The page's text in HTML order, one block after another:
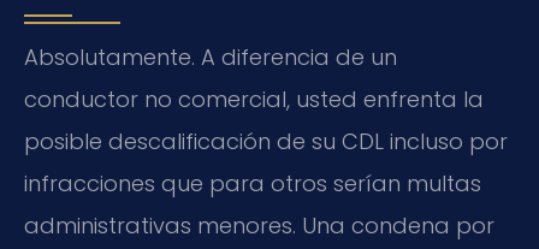
Absolutamente. A diferencia de un
conductor no comercial, usted enfrenta la
posible descalificación de su CDL incluso por
infracciones que para otros serían multas
administrativas menores. Una condena por